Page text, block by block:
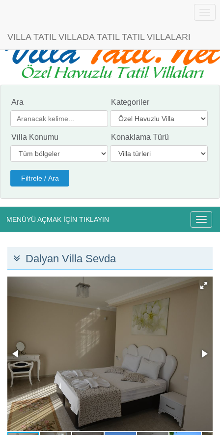
VILLA TATIL VILLADA TATIL TATIL VILLALARI
Ara Kategoriler
Villa Konumu Konaklama Türü
MENÜYÜ AÇMAK İÇİN TIKLAYIN
Dalyan Villa Sevda